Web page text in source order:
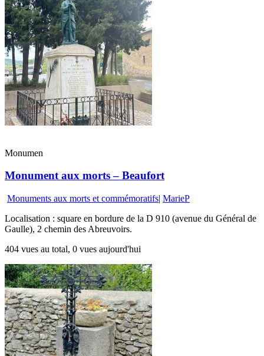
Monumen
Monument aux morts – Beaufort
Monuments aux morts et commémoratifs| MarieP
Localisation : square en bordure de la D 910 (avenue du Général de
Gaulle), 2 chemin des Abreuvoirs.
404 vues au total, 0 vues aujourd'hui